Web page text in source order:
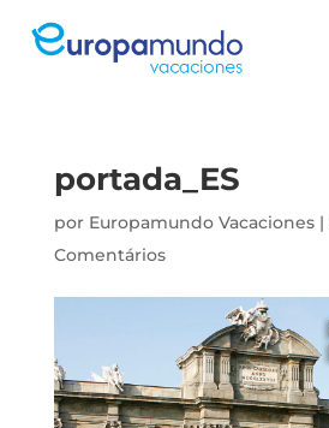
portada_ES
por Europamundo Vacaciones|
Comentários